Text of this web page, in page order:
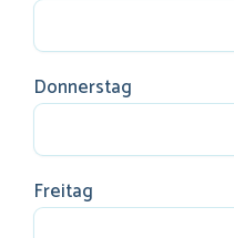
Donnerstag
Freitag